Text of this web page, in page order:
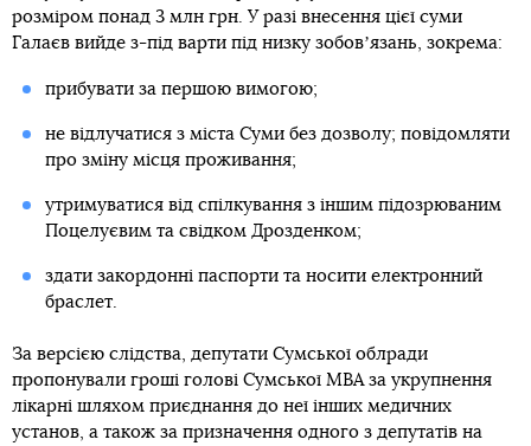
розміром понад 3 млн грн. У разі внесення цієї суми
Галаєв вийде з-під варти під низку зобовʼязань, зокрема:
прибувати за першою вимогою;
не відлучатися з міста Суми без дозволу; повідомляти
про зміну місця проживання;
утримуватися від спілкування з іншим підозрюваним
Поцелуєвим та свідком Дрозденком;
здати закордонні паспорти та носити електронний
браслет.
За версією слідства, депутати Сумської облради
пропонували гроші голові Сумської МВА за укрупнення
лікарні шляхом приєднання до неї інших медичних
установ, а також за призначення одного з депутатів на